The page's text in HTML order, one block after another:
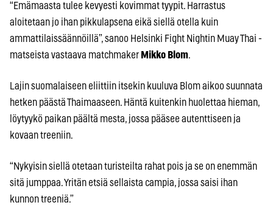
“Emämaasta tulee kevyesti kovimmat tyypit. Harrastus
aloitetaan jo ihan pikkulapsena eikä siellä otella kuin
ammattilaissäännöillä”, sanoo Helsinki Fight Nightin Muay Thai -
matseista vastaava matchmaker Mikko Blom.
Lajin suomalaiseen eliittiin itsekin kuuluva Blom aikoo suunnata
hetken päästä Thaimaaseen. Häntä kuitenkin huolettaa hieman,
löytyykö paikan päältä mesta, jossa pääsee autenttiseen ja
kovaan treeniin.
“Nykyisin siellä otetaan turisteilta rahat pois ja se on enemmän
sitä jumppaa. Yritän etsiä sellaista campia, jossa saisi ihan
kunnon treeniä.”